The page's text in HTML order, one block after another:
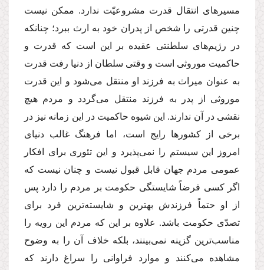
مسیرهاى انتقال قدرت مشروعیّت ندارد. ممكن نیست
چنین قدرتى را شخص از پدران خود به ارث ببرد؛ چنانكه
در رژیم‌هاى سلطنتى عقیده بر این است كه قدرت و
حاكمیت موروثى است و وقتى سلطان از دنیا رفت قدرت
به عنوان میراث به فرزند او منتقل مى‌شود و این قدرت
موروثى از پدر به فرزند منتقل مى‌گردد و مردم هیچ
نقشى در آن ندارند. این شیوه حاكمیت در این زمانه نیز در
برخى از كشورها رایج است، اما فرهنگ غالب دنیاى
امروز این سیستم را نمى‌پذیرد و این تئورى براى افكار
عمومى مردم جهان قابل قبول نیست و چنان نیست كه
اگر كسى فرضاً شایستگى حكومت بر مردم را دارد پس
از او حتماً فرزندش بهترین و شایسته‌ترین فرد براى
تصدّى حكومت باشد. علاوه بر این كه مردم این رویه را
مناسب‌ترین گزینه نمى‌بینند، بلكه خلاف آن را به وضوح
مشاهده مى‌كنند و موارد فراوانى را سراغ دارند كه